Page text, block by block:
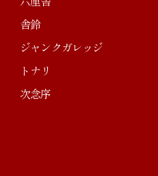
舎鈴
ジャンクガレッジ
トナリ
次念序